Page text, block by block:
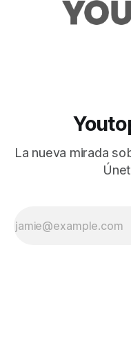
La nueva mirada